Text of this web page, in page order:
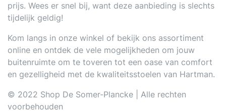
prijs. Wees er snel bij, want deze aanbieding is slechts
tijdelijk geldig!
Kom langs in onze winkel of bekijk ons assortiment
online en ontdek de vele mogelijkheden om jouw
buitenruimte om te toveren tot een oase van comfort
en gezelligheid met de kwaliteitsstoelen van Hartman.
© 2022 Shop De Somer-Plancke | Alle rechten
voorbehouden